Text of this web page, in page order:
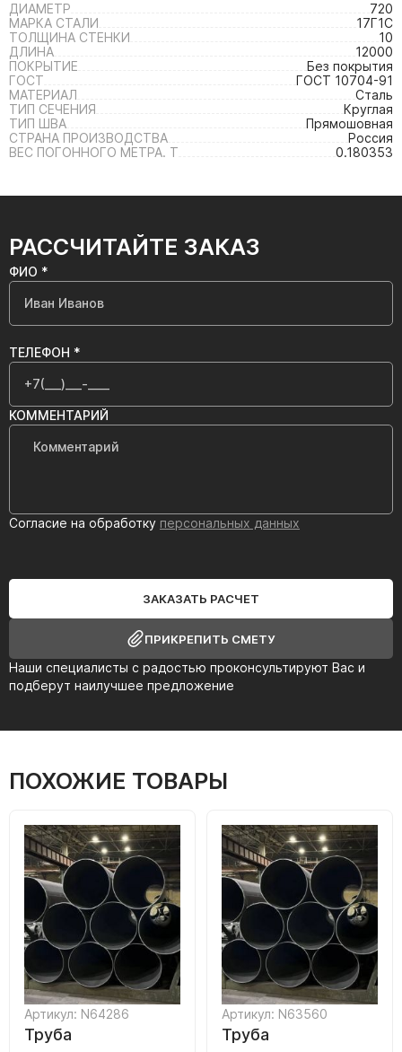
ДИАМЕТР
720
МАРКА СТАЛИ
17Г1С
ТОЛЩИНА СТЕНКИ
10
ДЛИНА
12000
ПОКРЫТИЕ
Без покрытия
ГОСТ
ГОСТ 10704-91
МАТЕРИАЛ
Сталь
ТИП СЕЧЕНИЯ
Круглая
ТИП ШВА
Прямошовная
СТРАНА ПРОИЗВОДСТВА
Россия
ВЕС ПОГОННОГО МЕТРА. Т
0.180353
РАССЧИТАЙТЕ ЗАКАЗ
Наши специалисты с радостью проконсультируют Вас и
подберут наилучшее предложение
ФИО *
ТЕЛЕФОН *
КОММЕНТАРИЙ
Согласие на обработку персональных данных
ЗАКАЗАТЬ РАСЧЕТ
ПРИКРЕПИТЬ СМЕТУ
ПОХОЖИЕ ТОВАРЫ
Артикул: N64286
Труба
Артикул: N63560
Труба